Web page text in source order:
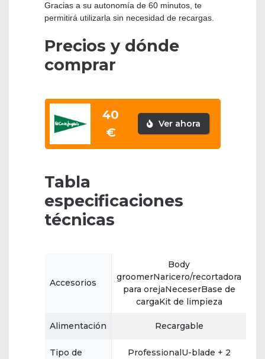
Gracias a su autonomía de 60 minutos, te
permitirá utilizarla sin necesidad de recargas.
Precios y dónde
comprar
40
€
Ver ahora
Tabla
especificaciones
técnicas
Accesorios
Body
groomerNaricero/recortadora
para orejaNeceserBase de
cargaKit de limpieza
Alimentación Recargable
Tipo de
ProfessionalU-blade + 2